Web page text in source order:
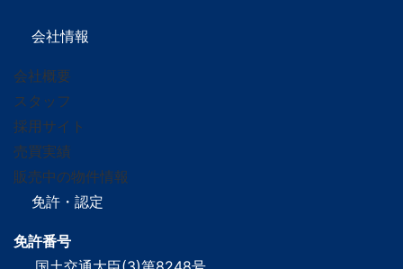
会社情報
会社概要
スタッフ
採用サイト
売買実績
販売中の物件情報
免許・認定
免許番号